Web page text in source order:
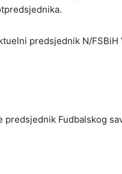
predsjednik N/
Fudbalskog